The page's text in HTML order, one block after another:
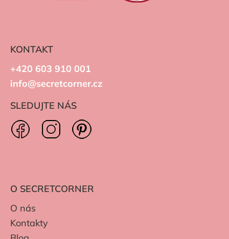
KONTAKT
+420 603 910 001
info@secretcorner.cz
SLEDUJTE NÁS
O SECRETCORNER
O nás
Kontakty